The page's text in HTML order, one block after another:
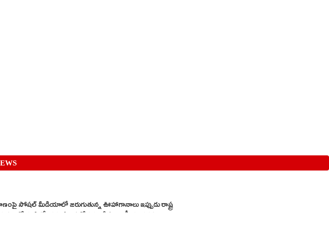
సోషల్ మీడియాలో జరుగుతున్న ఊహాగానాలు ఇప్పుడు రాష్ట్ర
కలిసి వేదికను పంచుకోవడం తీవ్ర రాజకీయ చర్చకు